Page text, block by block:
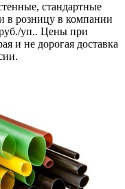
стандартные
в розницу в компании
уп.. Цены при
и не дорогая доставка